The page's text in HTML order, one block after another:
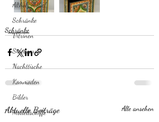
Altholz Möbel
Schränke
Vitrinen
Sideboards
Nachttische
Kommoden
Bilder
Modellschiffe
Schränke
Aktuelle Beiträge Alle ansehen